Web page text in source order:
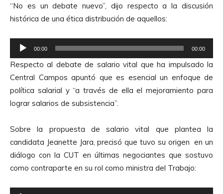
o
“No es un debate nuevo”, dijo respecto a la discusión
histórica de una ética distribución de aquellos:
e
p
r
o
d
c
t
o
r
d
00:00 00:00
Respecto al debate de salario vital que ha impulsado la
Central Campos apuntó que es esencial un enfoque de
política salarial y “a través de ella el mejoramiento para
lograr salarios de subsistencia”.
Sobre la propuesta de salario vital que plantea la
candidata Jeanette Jara, precisó que tuvo su origen en un
diálogo con la CUT en últimas negociantes que sostuvo
como contraparte en su rol como ministra del Trabajo: